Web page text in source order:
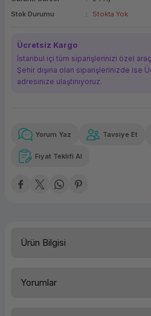
Bileşenleri
Stok Durumu
Stokta Yok
Ücretsiz Kargo
İstanbul içi tüm siparişlerinizi özel
Şehir dışına olan siparişlerinizde ise
adresinize ulaştırııyoruz.
Güvenilir Alışveriş
Kolay iade imkanı
38,38 TL
Yorum Yaz Tavsiye Et
Fiyat Teklifi Al
Ürün Bilgisi
Yorumlar